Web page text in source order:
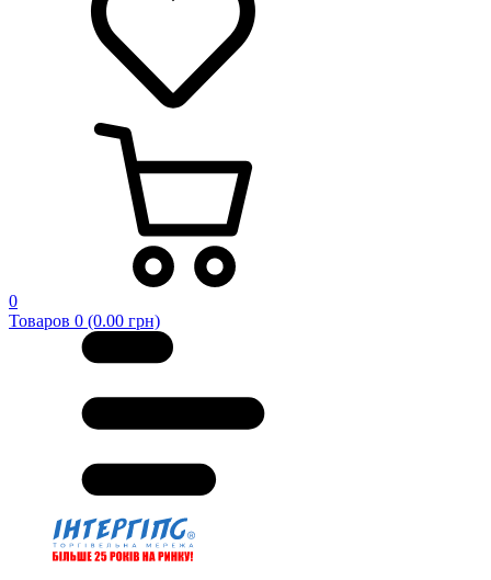
0
Товаров 0 (0.00 грн)